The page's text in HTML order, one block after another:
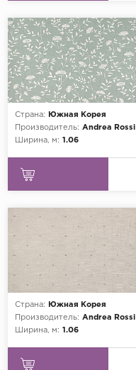
Страна:
Южная Корея
Производитель: Andrea Rossi
Ширина, м: 1.06
Страна:
Южная Корея
Производитель: Andrea Rossi
Ширина, м: 1.06